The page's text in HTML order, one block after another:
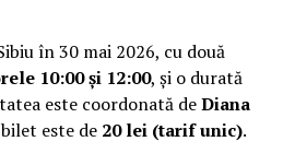
în 30 mai 2026, cu două
10:00 și 12:00, și o durată
este coordonată deDiana
este de 20 lei (tarif unic).